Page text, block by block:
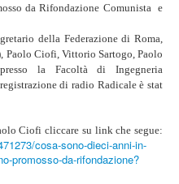
da Rifondazione Comunista e
della Federazione di Roma,
Paolo Ciofi, Vittorio Sartogo, Paolo
la Facoltà di Ingegneria
di radio Radicale è stat
Ciofi cliccare su link che segue:
cosa-sono-dieci-anni-in-
promosso-da-rifondazione?